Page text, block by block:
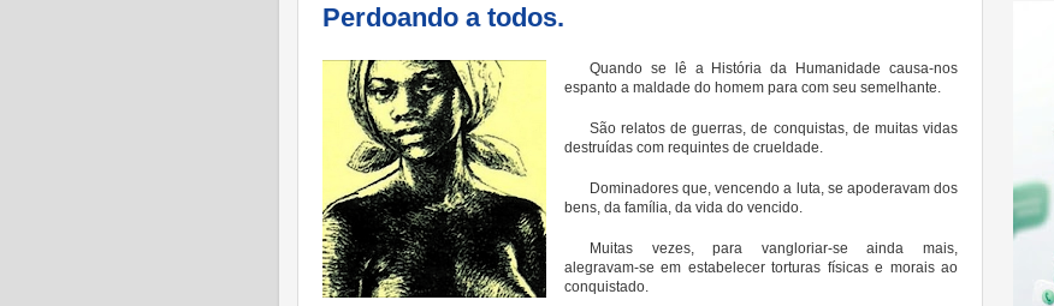
Perdoando a todos.
Quando se lê a História da Humanidade causa-nos
espanto a maldade do homem para com seu semelhante.
São relatos de guerras, de conquistas, de muitas vidas
destruídas com requintes de crueldade.
Dominadores que, vencendo a luta, se apoderavam dos
bens, da família, da vida do vencido.
Muitas vezes, para vangloriar-se ainda mais,
alegravam-se em estabelecer torturas físicas e morais ao
conquistado.